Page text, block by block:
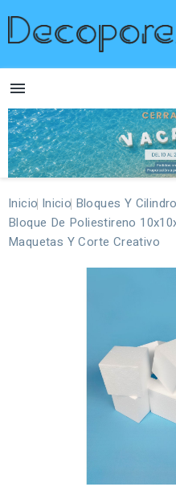

Inicio Inicio Bloques Y
Bloque De Poliestireno
Maquetas Y Corte Creativo